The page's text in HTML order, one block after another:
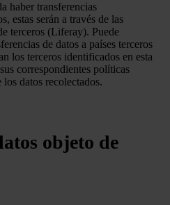
haber transferencias
estas serán a través de las
terceros (Liferay). Puede
de datos a países terceros
los terceros identificados en esta
correspondientes políticas
datos recolectados.
objeto de